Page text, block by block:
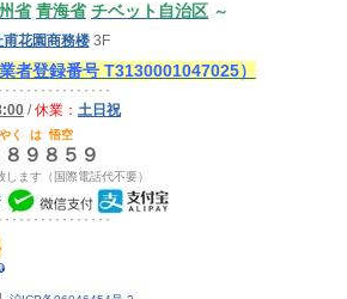
省 青海省 チベット自治区 ～
花園商務楼3F
者登録番号 T3130001047025）
/休業： 土日祝
く は 悟空
９８５９
ます（国際電話代不要）